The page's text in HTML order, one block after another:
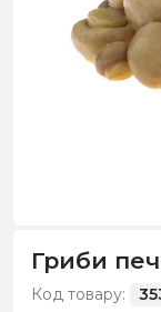
Гриби
Код товару: